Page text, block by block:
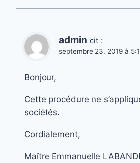
admin dit :
septembre 23, 2019 à
Bonjour,
Cette procédure ne
sociétés.
Cordialement,
Maître Emmanuelle